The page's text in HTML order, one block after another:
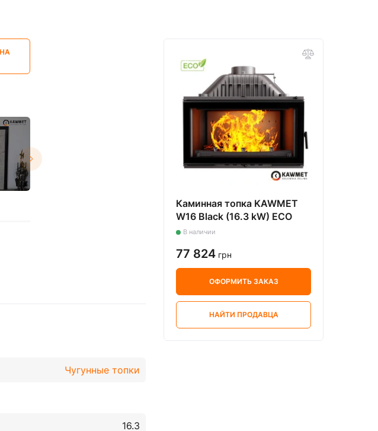
Чугунные топки
16.3
Каминная топка KAWMET
W16 Black (16.3 kW) ECO
В наличии
77 824 грн
ОФОРМИТЬ ЗАКАЗ
НАЙТИ ПРОДАВЦА